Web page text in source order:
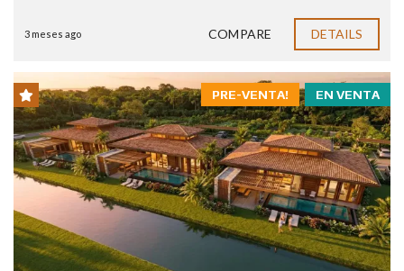
3 meses ago COMPARE DETAILS
EN VENTA
PRE-VENTA!